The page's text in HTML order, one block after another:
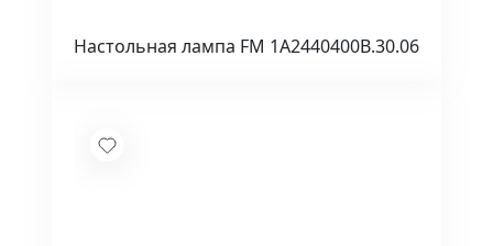
Настольная лампа FM 1A2440400B.30.06